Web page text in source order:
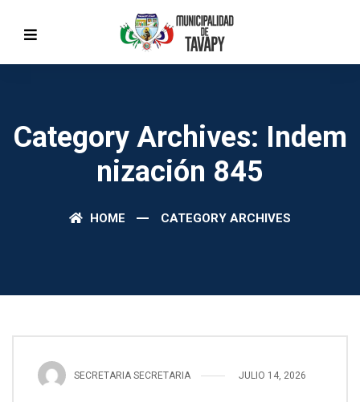
Category Archives: Indem
Nización 845
HOME CATEGORY ARCHIVES
SECRETARIA SECRETARIA JULIO 14, 2026